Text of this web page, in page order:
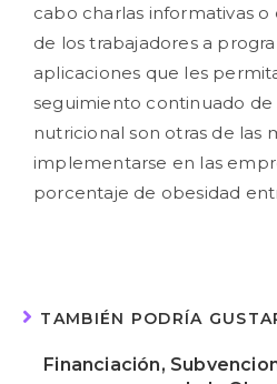
cabo charlas informativas o
de los trabajadores a
aplicaciones que les
seguimiento continuado de
nutricional son otras de las
implementarse en las
porcentaje de obesidad
TAMBIÉN PODRÍA
Financiación,